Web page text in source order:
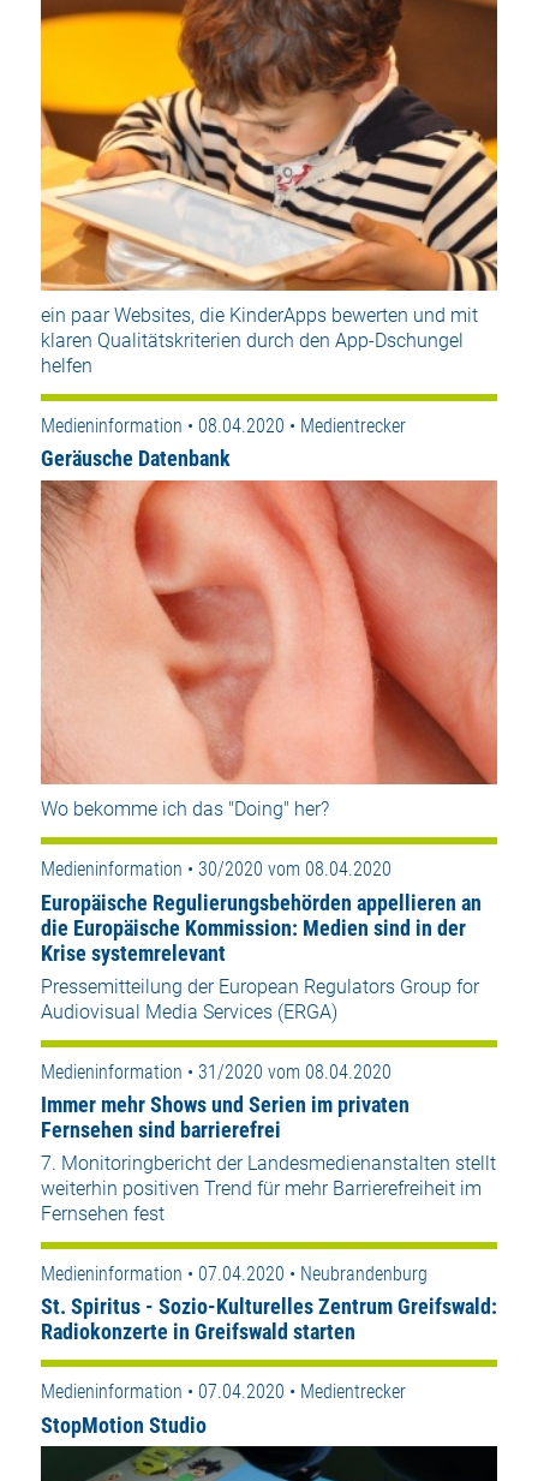
ein paar Websites, die KinderApps bewerten und mit
klaren Qualitätskriterien durch den App-Dschungel
helfen
Medieninformation • 08.04.2020 • Medientrecker
Geräusche Datenbank
Wo bekomme ich das "Doing" her?
Medieninformation • 30/2020 vom 08.04.2020
Europäische Regulierungsbehörden appellieren an
die Europäische Kommission: Medien sind in der
Krise systemrelevant
Pressemitteilung der European Regulators Group for
Audiovisual Media Services (ERGA)
Medieninformation • 31/2020 vom 08.04.2020
Immer mehr Shows und Serien im privaten
Fernsehen sind barrierefrei
7. Monitoringbericht der Landesmedienanstalten stellt
weiterhin positiven Trend für mehr Barrierefreiheit im
Fernsehen fest
Medieninformation • 07.04.2020 • Neubrandenburg
St. Spiritus - Sozio-Kulturelles Zentrum Greifswald:
Radiokonzerte in Greifswald starten
Medieninformation • 07.04.2020 • Medientrecker
StopMotion Studio